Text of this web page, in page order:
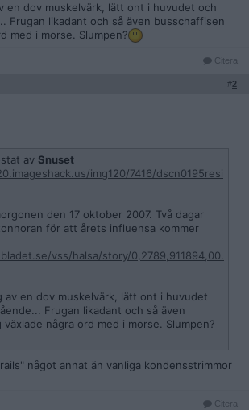
en dov muskelvärk, lätt ont i huvudet och
Frugan likadant och så även busschaffisen
med i morse. Slumpen?
Citera
#2
av Snuset
img120/7416/dscn0195resi
den 17 oktober 2007. Två dagar
för att årets influensa kommer
vss/halsa/story/0,2789,911894,00.
av en dov muskelvärk, lätt ont i huvudet
Frugan likadant och så även
några ord med i morse. Slumpen?
något annat än vanliga kondensstrimmor
Citera